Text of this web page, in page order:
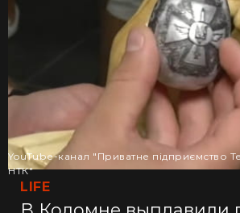
LIFE
YouTube-канал "Приватне підприємство
НТК"